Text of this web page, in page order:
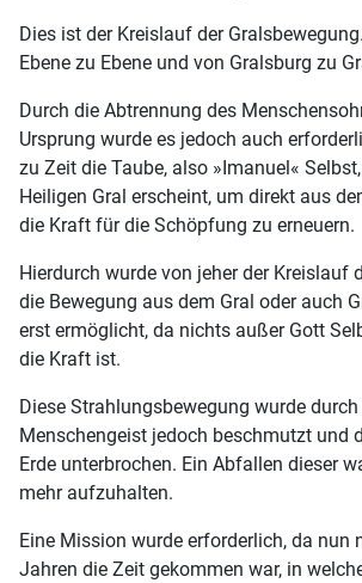
Dies ist der Kreislauf der
Ebene zu Ebene und von Gralsburg zu
Durch die Abtrennung des
Ursprung wurde es jedoch auch
zu Zeit die Taube, also »Imanuel«
Heiligen Gral erscheint, um direkt aus
die Kraft für die Schöpfung zu erneuern.
Hierdurch wurde von jeher der Kreislauf
die Bewegung aus dem Gral oder auch
erst ermöglicht, da nichts außer Gott
die Kraft ist.
Diese Strahlungsbewegung wurde durch
Menschengeist jedoch beschmutzt und
Erde unterbrochen. Ein Abfallen dieser
mehr aufzuhalten.
Eine Mission wurde erforderlich, da nun
Jahren die Zeit gekommen war, in